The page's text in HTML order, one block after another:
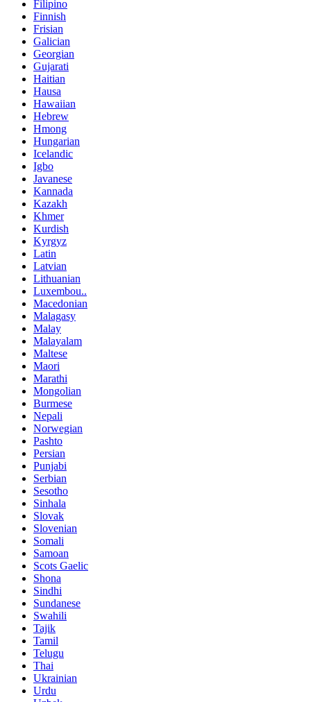
Filipino
Finnish
Frisian
Galician
Georgian
Gujarati
Haitian
Hausa
Hawaiian
Hebrew
Hmong
Hungarian
Icelandic
Igbo
Javanese
Kannada
Kazakh
Khmer
Kurdish
Kyrgyz
Latin
Latvian
Lithuanian
Luxembou..
Macedonian
Malagasy
Malay
Malayalam
Maltese
Maori
Marathi
Mongolian
Burmese
Nepali
Norwegian
Pashto
Persian
Punjabi
Serbian
Sesotho
Sinhala
Slovak
Slovenian
Somali
Samoan
Scots Gaelic
Shona
Sindhi
Sundanese
Swahili
Tajik
Tamil
Telugu
Thai
Ukrainian
Urdu